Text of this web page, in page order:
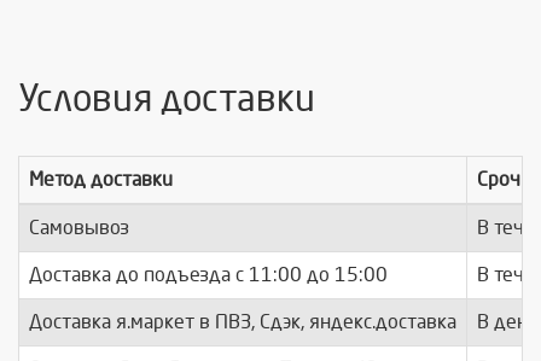
Условия доставки
Метод доставки
Самовывоз В
Доставка до подъезда c 11:00 до 15:00 В
Доставка я.маркет в ПВЗ, Сдэк, яндекс.доставка В день